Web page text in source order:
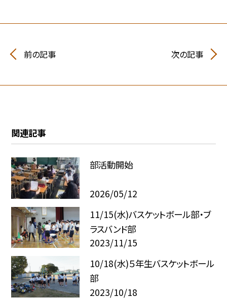
前の記事 次の記事
関連記事
部活動開始
2026/05/12
11/15(水)バスケットボール部・ブ
ラスバンド部
2023/11/15
10/18(水)５年生バスケットボール
部
2023/10/18